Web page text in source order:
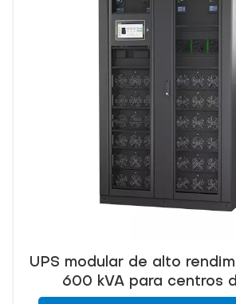
UPS modular de alto
600 kVA para centros